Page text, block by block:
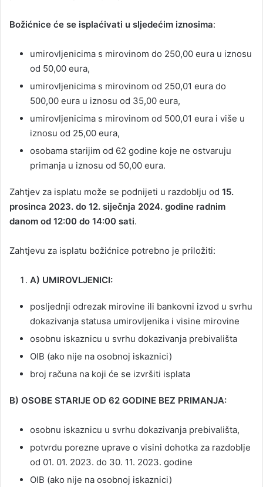
Božićnice će se isplaćivati u sljedećim iznosima:
umirovljenicima s mirovinom do 250,00 eura u iznosu
od 50,00 eura,
umirovljenicima s mirovinom od 250,01 eura do
500,00 eura u iznosu od 35,00 eura,
umirovljenicima s mirovinom od 500,01 eura i više u
iznosu od 25,00 eura,
osobama starijim od 62 godine koje ne ostvaruju
primanja u iznosu od 50,00 eura.
Zahtjev za isplatu može se podnijeti u razdoblju od 15.
prosinca 2023. do 12. siječnja 2024. godine radnim
danom od 12:00 do 14:00 sati.
Zahtjevu za isplatu božićnice potrebno je priložiti:
A) UMIROVLJENICI:
posljednji odrezak mirovine ili bankovni izvod u svrhu
dokazivanja statusa umirovljenika i visine mirovine
osobnu iskaznicu u svrhu dokazivanja prebivališta
OIB (ako nije na osobnoj iskaznici)
broj računa na koji će se izvršiti isplata
B) OSOBE STARIJE OD 62 GODINE BEZ PRIMANJA:
osobnu iskaznicu u svrhu dokazivanja prebivališta,
potvrdu porezne uprave o visini dohotka za razdoblje
od 01. 01. 2023. do 30. 11. 2023. godine
OIB (ako nije na osobnoj iskaznici)